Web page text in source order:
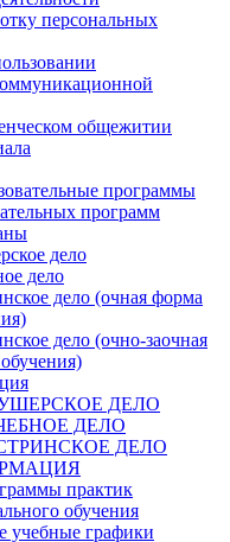
персональных
общежитии
программы
программ
дело
дело
дело (очная форма
дело (очно-заочная
ДЕЛО
ДЕЛО
ДЕЛО
практик
обучения
учебные графики